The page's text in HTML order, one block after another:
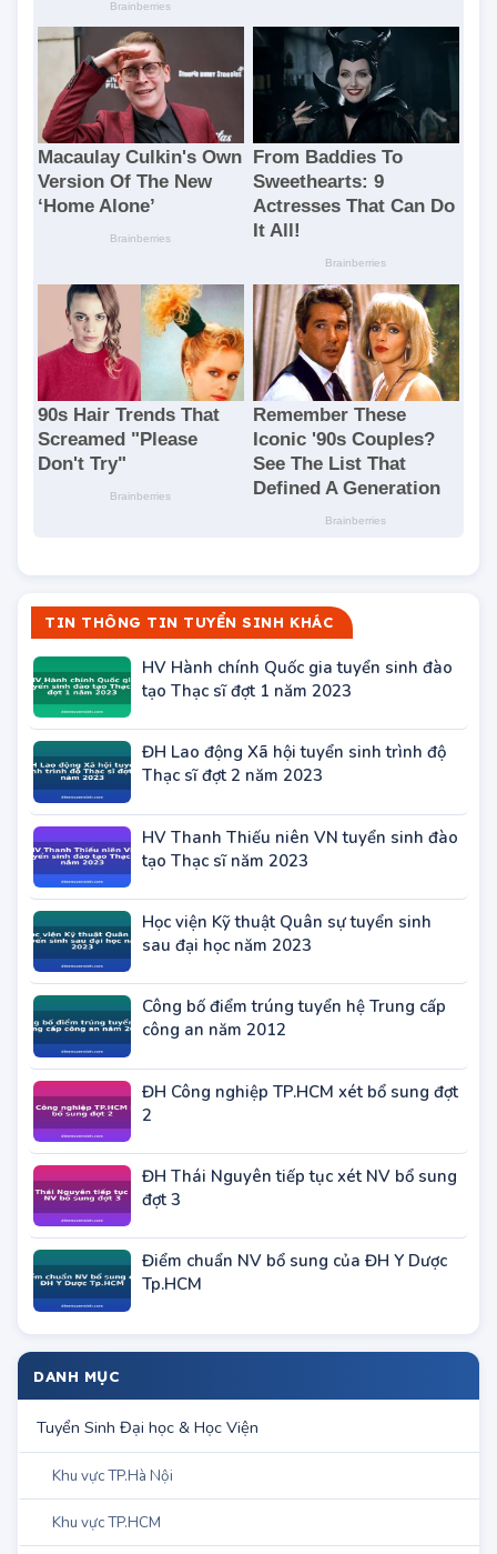
TIN THÔNG TIN TUYỂN SINH KHÁC
tạo Thạc sĩ đợt 1 năm 2023
Thạc sĩ đợt 2 năm 2023
tạo Thạc sĩ năm 2023
sau đại học năm 2023
công an năm 2012
đợt 3
Tp.HCM
DANH MỤC
Tuyển Sinh Đại học & Học Viện
Khu vực TP.Hà Nội